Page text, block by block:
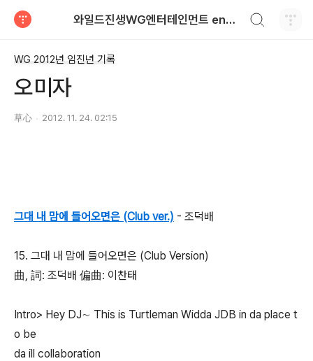
와일드진생WG엔터테인먼트 entertainment
WG 2012년 임진년 기록
오미자
草心 2012. 11. 24. 02:15
그대 내 맘에 들어오면은 (Club ver.) - 조덕배
15. 그대 내 맘에 들어오면은 (Club Version)
曲, 詞: 조덕배 偏曲: 이찬태
Intro> Hey DJ∼ This is Turtleman Widda JDB in da place t
o be
da ill collaboration